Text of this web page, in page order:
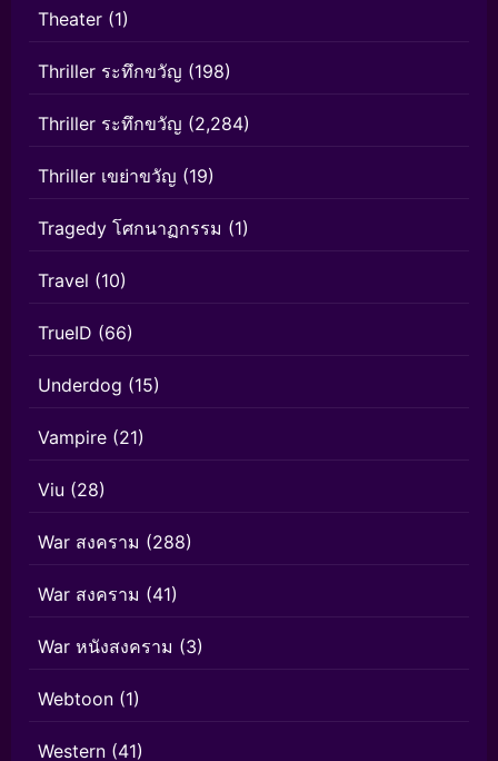
Theater (1)
Thriller ระทึกขวัญ (198)
Thriller ระทึกขวัญ (2,284)
Thriller เขย่าขวัญ (19)
Tragedy โศกนาฏกรรม (1)
Travel (10)
TrueID (66)
Underdog (15)
Vampire (21)
Viu (28)
War สงคราม (288)
War สงคราม (41)
War หนังสงคราม (3)
Webtoon (1)
Western (41)